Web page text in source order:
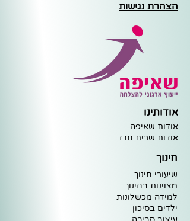
הצהרת נגישות
אודותינו
אודות שאיפה
אודות שרית חדד
חינוך
שיעורי חינוך
מצוינות בחינוך
למידה מכשלונות
ילדים בסיכון